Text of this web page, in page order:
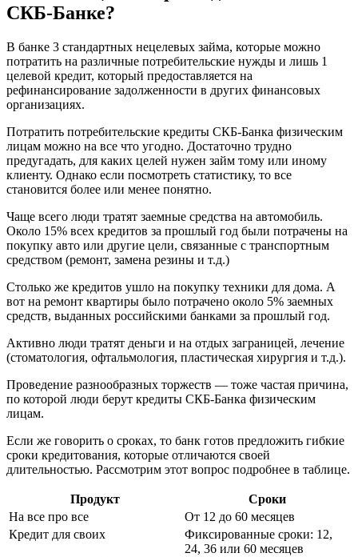
СКБ-Банке?
В банке 3 стандартных нецелевых займа, которые можно
потратить на различные потребительские нужды и лишь 1
целевой кредит, который предоставляется на
рефинансирование задолженности в других финансовых
организациях.
Потратить потребительские кредиты СКБ-Банка физическим
лицам можно на все что угодно. Достаточно трудно
предугадать, для каких целей нужен займ тому или иному
клиенту. Однако если посмотреть статистику, то все
становится более или менее понятно.
Чаще всего люди тратят заемные средства на автомобиль.
Около 15% всех кредитов за прошлый год были потрачены на
покупку авто или другие цели, связанные с транспортным
средством (ремонт, замена резины и т.д.)
Столько же кредитов ушло на покупку техники для дома. А
вот на ремонт квартиры было потрачено около 5% заемных
средств, выданных российскими банками за прошлый год.
Активно люди тратят деньги и на отдых заграницей, лечение
(стоматология, офтальмология, пластическая хирургия и т.д.).
Проведение разнообразных торжеств — тоже частая причина,
по которой люди берут кредиты СКБ-Банка физическим
лицам.
Если же говорить о сроках, то банк готов предложить гибкие
сроки кредитования, которые отличаются своей
длительностью. Рассмотрим этот вопрос подробнее в таблице.
Продукт
Сроки
На все про все
От 12 до 60 месяцев
Кредит для своих
Фиксированные сроки: 12,
24, 36 или 60 месяцев